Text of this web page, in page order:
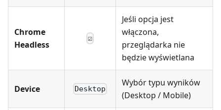
Chrome
Headless
☑
Jeśli opcja jest
włączona,
przeglądarka nie
będzie wyświetlana
Device Desktop
Wybór typu wyników
(Desktop / Mobile)